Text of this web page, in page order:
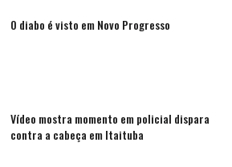
O diabo é visto em Novo Progresso
Vídeo mostra momento em policial dispara
contra a cabeça em Itaituba